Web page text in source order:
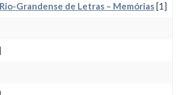
Grandense de Letras – Memórias[1]